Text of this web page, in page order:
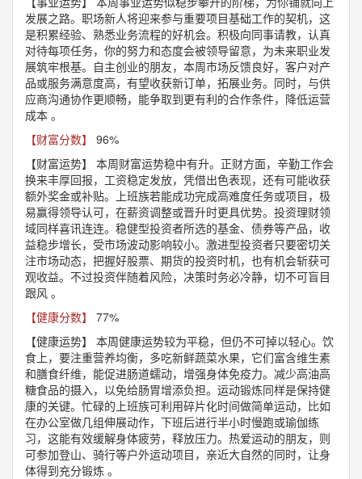
发展之路。职场新人将迎来参与重要项目基础工作的契机，这
是积累经验、熟悉业务流程的好机会。积极向同事请教，认真
对待每项任务，你的努力和态度会被领导留意，为未来职业发
展筑牢根基。自主创业的朋友，本周市场反馈良好，客户对产
品或服务满意度高，有望收获新订单，拓展业务。同时，与供
应商沟通协作更顺畅，能争取到更有利的合作条件，降低运营
成本 。
【财富分数】
96%
【财富运势】
本周财富运势稳中有升。正财方面，辛勤工作会
换来丰厚回报，工资稳定发放，凭借出色表现，还有可能收获
额外奖金或补贴。上班族若能成功完成高难度任务或项目，极
易赢得领导认可，在薪资调整或晋升时更具优势。投资理财领
域同样喜讯连连。稳健型投资者所选的基金、债券等产品，收
益稳步增长，受市场波动影响较小。激进型投资者只要密切关
注市场动态，把握好股票、期货的投资时机，也有机会斩获可
观收益。不过投资伴随着风险，决策时务必冷静，切不可盲目
跟风 。
【健康分数】
77%
【健康运势】
本周健康运势较为平稳，但仍不可掉以轻心。饮
食上，要注重营养均衡，多吃新鲜蔬菜水果，它们富含维生素
和膳食纤维，能促进肠道蠕动，增强身体免疫力。减少高油高
糖食品的摄入，以免给肠胃增添负担。运动锻炼同样是保持健
康的关键。忙碌的上班族可利用碎片化时间做简单运动，比如
在办公室做几组伸展动作，下班后进行半小时慢跑或瑜伽练
习，这能有效缓解身体疲劳，释放压力。热爱运动的朋友，则
可参加登山、骑行等户外运动项目，亲近大自然的同时，让身
体得到充分锻炼 。